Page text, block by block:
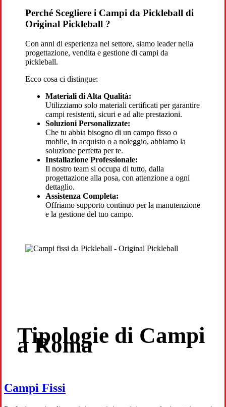
Perché Scegliere i Campi da Pickleball di
Original Pickleball ?
Con anni di esperienza nel settore, siamo leader nella
progettazione, vendita e gestione di campi da
pickleball.
Ecco cosa ci distingue:
Materiali di Alta Qualità:
Utilizziamo solo materiali certificati per garantire
campi resistenti, sicuri e ad alte prestazioni.
Soluzioni Personalizzate:
Che tu abbia bisogno di un campo fisso o
mobile, in acquisto o a noleggio, abbiamo la
soluzione perfetta per te.
Installazione Professionale:
Il nostro team si occupa di tutto, dalla
progettazione alla posa, con attenzione a ogni
dettaglio.
Assistenza Completa:
Offriamo supporto continuo per la manutenzione
e la gestione del tuo campo.
Tipologie di Campi
a Roma
Campi Fissi